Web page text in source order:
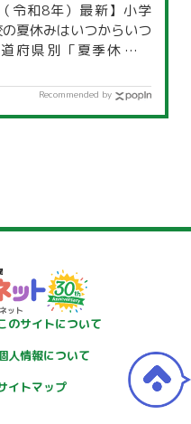
令和8年）最新】小学
夏休みはいつからいつ
府県別「夏季休暇一
Recommended by
のサイトについて
人情報について
イトマップ